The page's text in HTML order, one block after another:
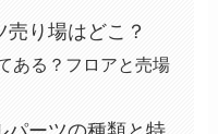
売り場はどこ？
ある？フロアと売場